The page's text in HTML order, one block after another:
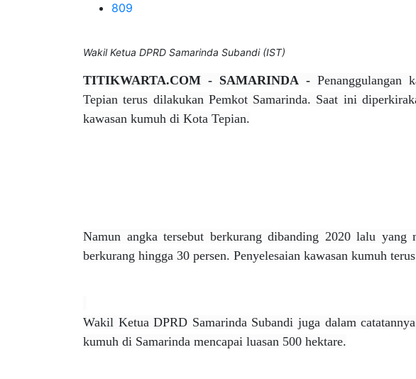
809
Wakil Ketua DPRD Samarinda Subandi (IST)
TITIKWARTA.COM - SAMARINDA - Penanggulangan
Tepian terus dilakukan Pemkot Samarinda. Saat ini
kawasan kumuh di Kota Tepian.
Namun angka tersebut berkurang dibanding 2020 lalu yang
berkurang hingga 30 persen. Penyelesaian kawasan kumuh
Wakil Ketua DPRD Samarinda Subandi juga dalam
kumuh di Samarinda mencapai luasan 500 hektare.